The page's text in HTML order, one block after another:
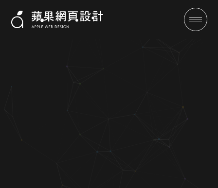
達仁翡翠坊-蘋果網頁設計-客製
化設計-SEO優化保證有訂單
全域行銷